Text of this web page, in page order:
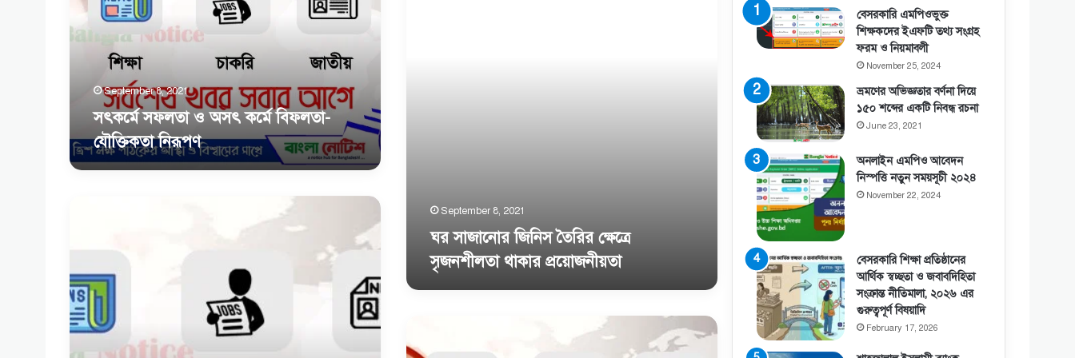
কর্মে
বিফলতা-
September 8, 2021
সৎকর্মে সফলতা ও অসৎ কর্মে বিফলতা-
যৌক্তিকতা নিরূপণ
September 8, 2021
ঘর সাজানাের জিনিস তৈরির ক্ষেত্রে
সৃজনশীলতা থাকার প্রয়ােজনীয়তা
বিধান
মেনে
চলার
পদ্ধতি
বেসরকারি এমপিওভুক্ত
শিক্ষকদের ইএফটি তথ্য সংগ্রহ
ফরম ও নিয়মাবলী
November 25, 2024
ভ্রমণের অভিজ্ঞতার বর্ণনা দিয়ে
১৫০ শব্দের একটি নিবন্ধ রচনা
June 23, 2021
অনলাইন এমপিও আবেদন
নিস্পত্তি নতুন সময়সূচী ২০২৪
November 22, 2024
বেসরকারি শিক্ষা প্রতিষ্ঠানের
আর্থিক স্বচ্ছতা ও জবাবদিহিতা
সংক্রান্ত নীতিমালা, ২০২৬ এর
গুরুত্বপূর্ণ বিষয়াদি
February 17, 2026